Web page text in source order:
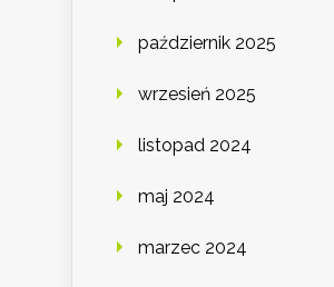
październik 2025
wrzesień 2025
listopad 2024
maj 2024
marzec 2024